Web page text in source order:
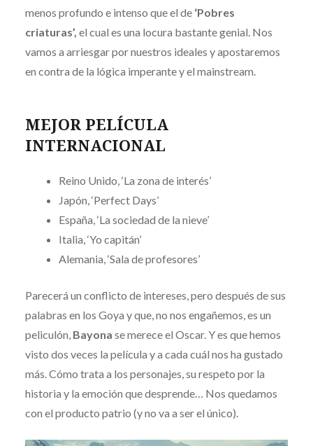
menos profundo e intenso que el de ‘Pobres
criaturas’, el cual es una locura bastante genial. Nos
vamos a arriesgar por nuestros ideales y apostaremos
en contra de la lógica imperante y el mainstream.
MEJOR PELÍCULA
INTERNACIONAL
Reino Unido, ‘La zona de interés’
Japón, ‘Perfect Days’
España, ‘La sociedad de la nieve’
Italia, ‘Yo capitán’
Alemania, ‘Sala de profesores’
Parecerá un conflicto de intereses, pero después de sus
palabras en los Goya y que, no nos engañemos, es un
peliculón, Bayona se merece el Oscar. Y es que hemos
visto dos veces la película y a cada cuál nos ha gustado
más. Cómo trata a los personajes, su respeto por la
historia y la emoción que desprende… Nos quedamos
con el producto patrio (y no va a ser el único).